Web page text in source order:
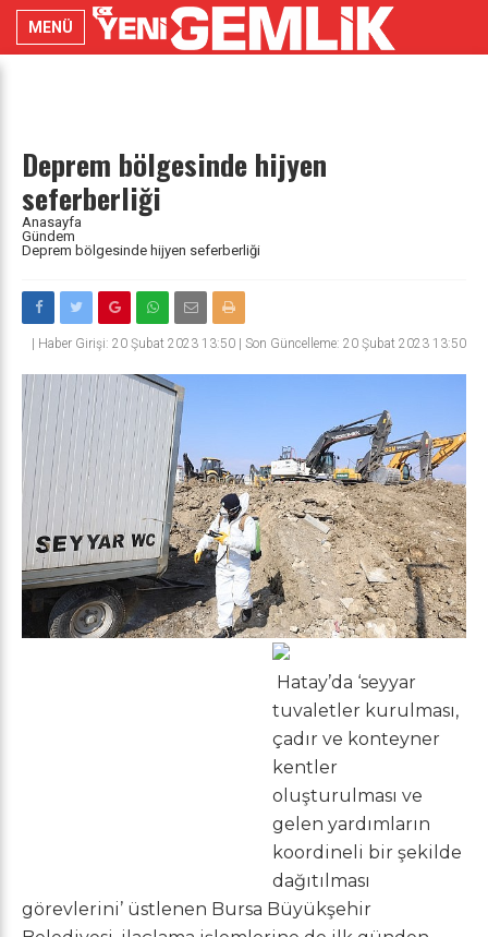
MENÜ
Deprem bölgesinde hijyen
seferberliği
Anasayfa
Gündem
Deprem bölgesinde hijyen seferberliği
Haber Girişi: 20 Şubat 2023 13:50 | Son Güncelleme: 20 Şubat 2023 13:50
Hatay’da ‘seyyar
tuvaletler kurulması,
çadır ve konteyner
kentler
oluşturulması ve
gelen yardımların
koordineli bir şekilde
dağıtılması
görevlerini’ üstlenen Bursa Büyükşehir